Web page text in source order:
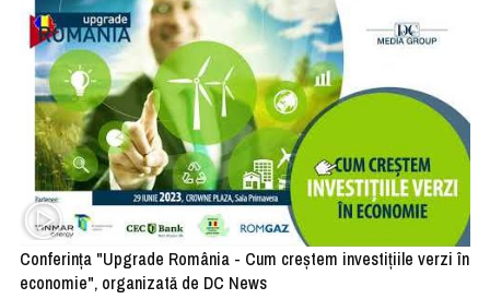
Conferinţa "Upgrade România - Cum creştem investiţiile verzi în
economie", organizată de DC News